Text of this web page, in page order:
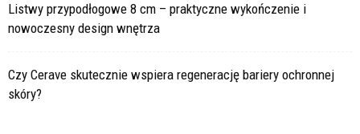
Listwy przypodłogowe 8 cm – praktyczne wykończenie i
nowoczesny design wnętrza
Czy Cerave skutecznie wspiera regenerację bariery ochronnej
skóry?